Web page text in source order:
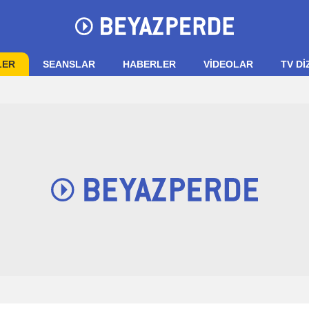
SEANSLAR HABERLER VIDEOLAR TV